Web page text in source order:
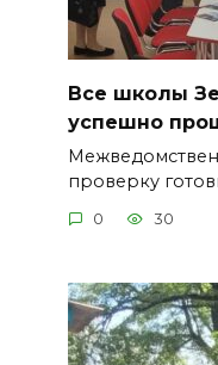
Все школы
успешно
проверку
0 30